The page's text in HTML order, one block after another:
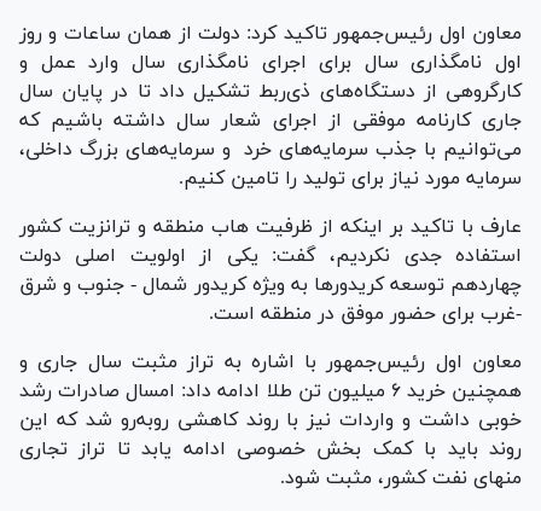
معاون اول رئیس‌جمهور تاکید کرد: دولت از همان ساعات و روز
اول نامگذاری سال برای اجرای نامگذاری سال وارد عمل و
کارگروهی از دستگاه‌های ذی‌ربط تشکیل داد تا در پایان سال
جاری کارنامه موفقی از اجرای شعار سال داشته باشیم که
می‌توانیم با جذب سرمایه‌های خرد و سرمایه‌های بزرگ داخلی،
سرمایه مورد نیاز برای تولید را تامین کنیم.
عارف با تاکید بر اینکه از ظرفیت هاب منطقه و ترانزیت کشور
استفاده جدی نکردیم، گفت: یکی از اولویت اصلی دولت
چهاردهم توسعه کریدور‌ها به ویژه کریدور شمال - جنوب و شرق
-غرب برای حضور موفق در منطقه است.
معاون اول رئیس‌جمهور با اشاره به تراز مثبت سال جاری و
همچنین خرید ۶ میلیون تن طلا ادامه داد: امسال صادرات رشد
خوبی داشت و واردات نیز با روند کاهشی رو‌به‌رو شد که این
روند باید با کمک بخش خصوصی ادامه یابد تا تراز تجاری
منهای نفت کشور، مثبت شود.